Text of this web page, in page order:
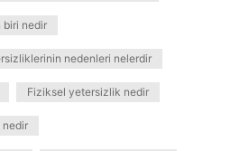
biri nedir
nedenleri nelerdir
Fiziksel yetersizlik nedir